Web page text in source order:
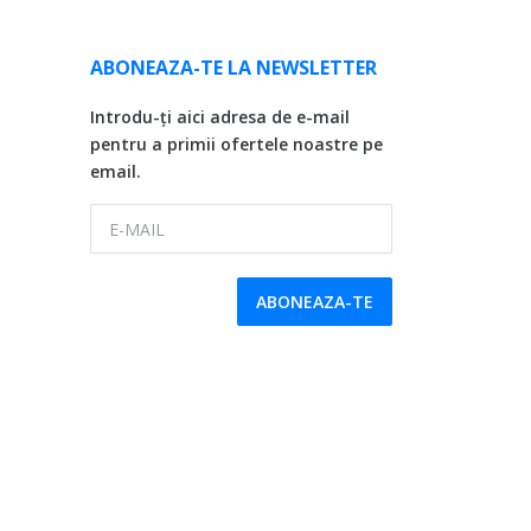
ABONEAZA-TE LA NEWSLETTER
Introdu-ți aici adresa de e-mail
pentru a primii ofertele noastre pe
email.
ABONEAZA-TE